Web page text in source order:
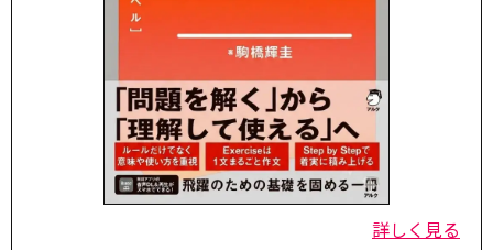
詳しく見る